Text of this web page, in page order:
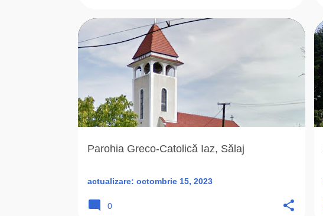
Parohia Greco-Catolică Iaz, Sălaj
actualizare: octombrie 15, 2023
2003 BISERICA ROMANA UNITA
0